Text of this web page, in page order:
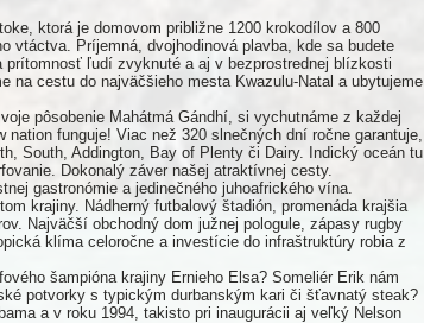
ktorá je domovom približne 1200 krokodílov a 800
vtáctva. Príjemná, dvojhodinová plavba, kde sa budete
ľudí zvyknuté a aj v bezprostrednej blízkosti
na cestu do najväčšieho mesta Kwazulu-Natal a ubytujeme
pôsobenie Mahátmá Gándhí, si vychutnáme z každej
funguje! Viac než 320 slnečných dní ročne garantuje,
South, Addington, Bay of Plenty či Dairy. Indický oceán tu
Dokonalý záver našej atraktívnej cesty.
gastronómie a jedinečného juhoafrického vína.
krajiny. Nádherný futbalový štadión, promenáda krajšia
Najväčší obchodný dom južnej pologule, zápasy rugby
klíma celoročne a investície do infraštruktúry robia z
šampióna krajiny Ernieho Elsa? Someliér Erik nám
potvorky s typickým durbanským kari či šťavnatý steak?
a v roku 1994, takisto pri inaugurácii aj veľký Nelson